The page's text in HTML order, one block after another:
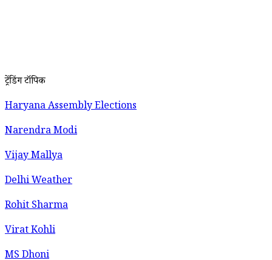
ट्रेंडिंग टॉपिक
Haryana Assembly Elections
Narendra Modi
Vijay Mallya
Delhi Weather
Rohit Sharma
Virat Kohli
MS Dhoni